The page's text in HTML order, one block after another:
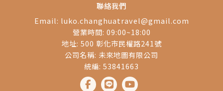
聯絡我們
Email: luko.changhuatravel@gmail.com
營業時間: 09:00~18:00
地址: 500 彰化市民權路241號
公司名稱: 未來地圖有限公司
統編: 53841663